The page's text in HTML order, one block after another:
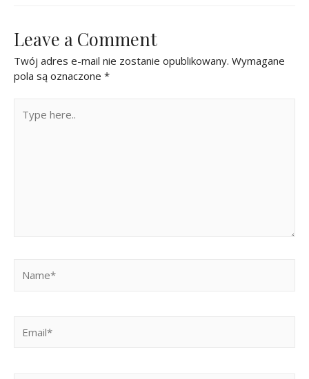
Leave a Comment
Twój adres e-mail nie zostanie opublikowany. Wymagane
pola są oznaczone *